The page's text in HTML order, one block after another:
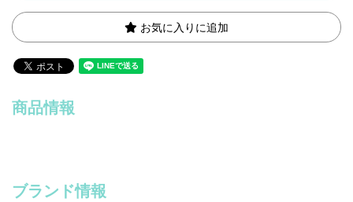
お気に入りに追加
商品情報
ブランド情報